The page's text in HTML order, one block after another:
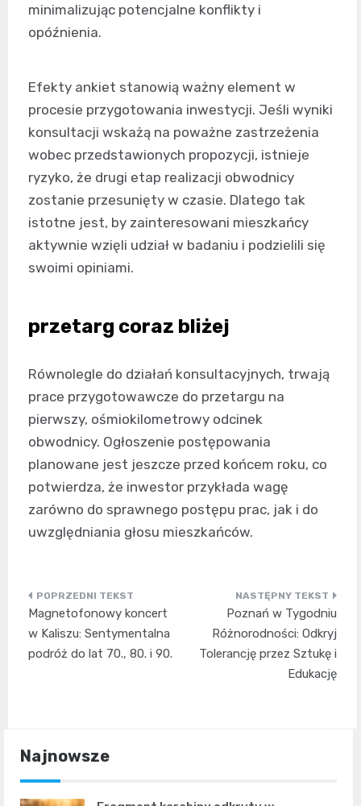
minimalizując potencjalne konflikty i
opóźnienia.
Efekty ankiet stanowią ważny element w
procesie przygotowania inwestycji. Jeśli wyniki
konsultacji wskażą na poważne zastrzeżenia
wobec przedstawionych propozycji, istnieje
ryzyko, że drugi etap realizacji obwodnicy
zostanie przesunięty w czasie. Dlatego tak
istotne jest, by zainteresowani mieszkańcy
aktywnie wzięli udział w badaniu i podzielili się
swoimi opiniami.
przetarg coraz bliżej
Równolegle do działań konsultacyjnych, trwają
prace przygotowawcze do przetargu na
pierwszy, ośmiokilometrowy odcinek
obwodnicy. Ogłoszenie postępowania
planowane jest jeszcze przed końcem roku, co
potwierdza, że inwestor przykłada wagę
zarówno do sprawnego postępu prac, jak i do
uwzględniania głosu mieszkańców.
Nawigacja
wpisu
Magnetofonowy koncert
w Kaliszu: Sentymentalna
podróż do lat 70., 80. i 90.
Poznań w Tygodniu
Różnorodności: Odkryj
Tolerancję przez Sztukę i
Edukację
Najnowsze